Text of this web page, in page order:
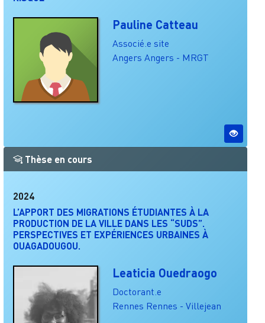
Pauline Catteau
Associé.e site
Angers Angers - MRGT
Thèse en cours
2024
L’APPORT DES MIGRATIONS ÉTUDIANTES À LA
PRODUCTION DE LA VILLE DANS LES “SUDS”.
PERSPECTIVES ET EXPÉRIENCES URBAINES À
OUAGADOUGOU.
Leaticia Ouedraogo
Doctorant.e
Rennes Rennes - Villejean